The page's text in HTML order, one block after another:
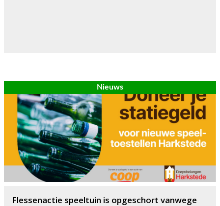
Nieuws
Flessenactie speeltuin is opgeschort vanwege